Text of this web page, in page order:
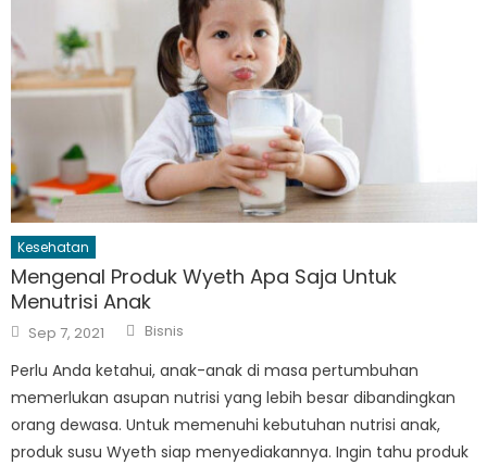
Kesehatan
Mengenal Produk Wyeth Apa Saja Untuk
Menutrisi Anak
Posted
on
Sep 7, 2021 Author
Bisnis
Perlu Anda ketahui, anak-anak di masa pertumbuhan
memerlukan asupan nutrisi yang lebih besar dibandingkan
orang dewasa. Untuk memenuhi kebutuhan nutrisi anak,
produk susu Wyeth siap menyediakannya. Ingin tahu produk